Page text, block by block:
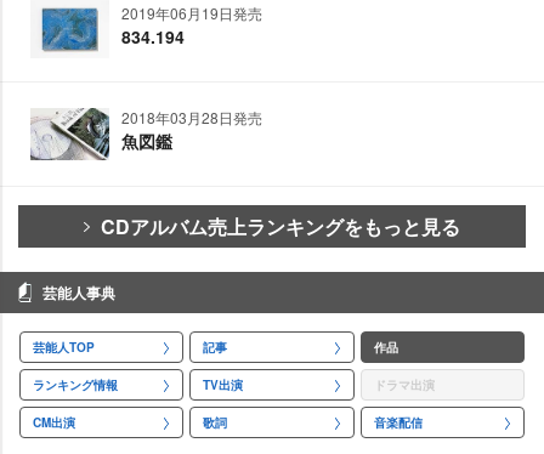
2019年06月19日発売
834.194
2018年03月28日発売
魚図鑑
CDアルバム売上ランキングをもっと見る
芸能人事典
芸能人TOP 記事 作品
ランキング情報 TV出演 ドラマ出演
CM出演 歌詞 音楽配信